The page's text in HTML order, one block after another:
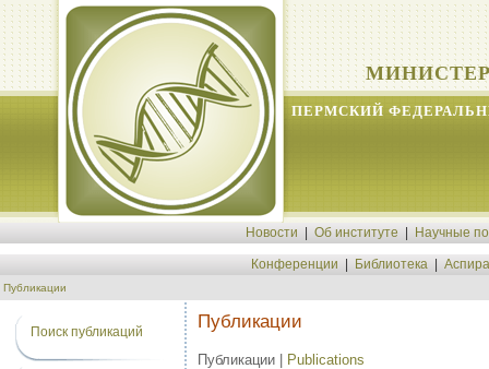
ПЕРМСКИЙ
Новости Об институте Научные
Конференции Библиотека
Публикации
Поиск публикаций Публикации
Публикации | Publications